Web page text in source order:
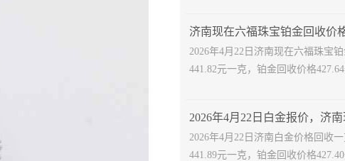
2026年4月22日济南现在六福珠宝
441.82元一克，铂金回收价格
2026年4月22日济南白金价格回收
441.89元一克，铂金回收价格